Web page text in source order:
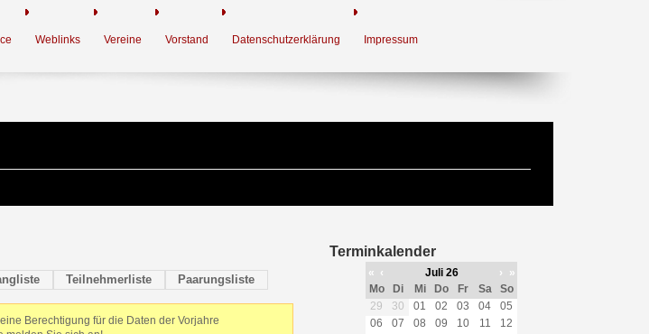
Weblinks Vereine Vorstand Datenschutzerklärung Impressum
Teilnehmerliste Paarungsliste
Berechtigung für die Daten der Vorjahre
Terminkalender
« ‹ Juli 26 ›
»
Mo
Di Mi Do Fr Sa
So
29
30 01 02 03 04
05
06
07 08 09 10 11
12